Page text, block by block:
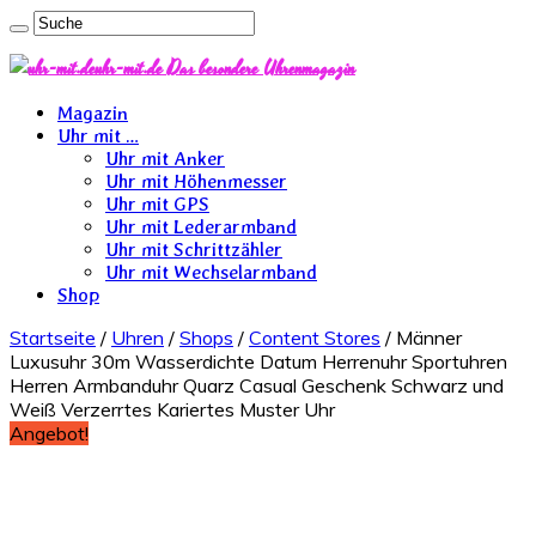
uhr-mit.de Das besondere Uhrenmagazin
Magazin
Uhr mit …
Uhr mit Anker
Uhr mit Höhenmesser
Uhr mit GPS
Uhr mit Lederarmband
Uhr mit Schrittzähler
Uhr mit Wechselarmband
Shop
Startseite / Uhren / Shops / Content Stores / Männer
Luxusuhr 30m Wasserdichte Datum Herrenuhr Sportuhren
Herren Armbanduhr Quarz Casual Geschenk Schwarz und
Weiß Verzerrtes Kariertes Muster Uhr
Angebot!